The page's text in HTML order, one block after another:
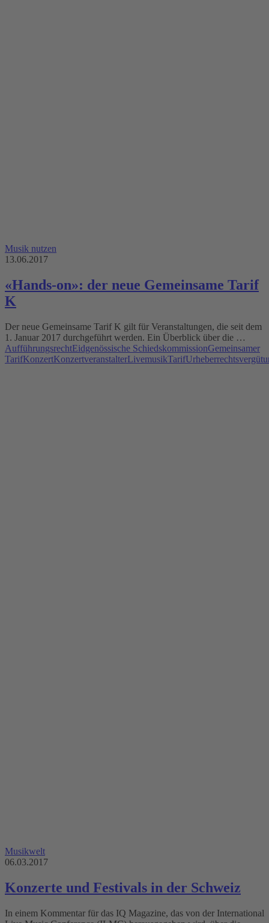
Musik nutzen
13.06.2017
«Hands-on»: der neue Gemeinsame Tarif
K
Der neue Gemeinsame Tarif K gilt für Veranstaltungen, die seit dem
1. Januar 2017 durchgeführt werden. Ein Überblick über die …
AufführungsrechtEidgenössische SchiedskommissionGemeinsamer
TarifKonzertKonzertveranstalterLivemusikTarif
Musikwelt
06.03.2017
Konzerte und Festivals in der Schweiz
In einem Kommentar für das IQ Magazine, das von der International